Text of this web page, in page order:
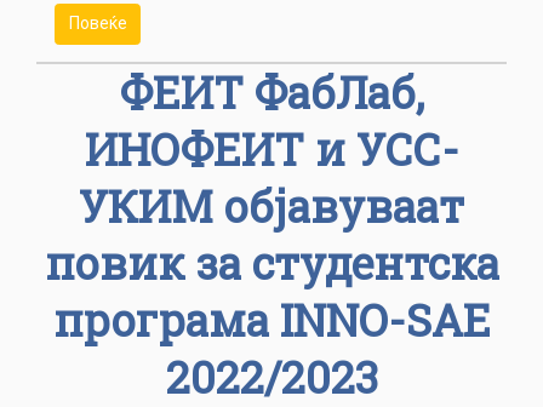
Повеќе
ФЕИТ ФабЛаб,
ИНОФЕИТ и УСС-
УКИМ објавуваат
повик за студентска
програма INNO-SAE
2022/2023